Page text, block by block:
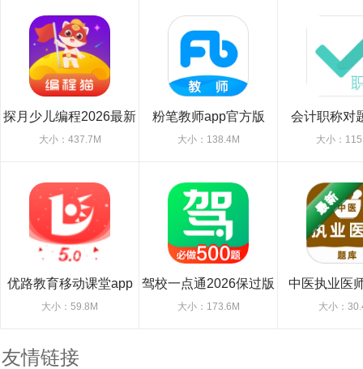
探月少儿编程2026最新
版
大小：437.7M
粉笔教师app官方版
大小：138.4M
会计职称对
大小：
优路教育移动课堂app
大小：59.8M
驾校一点通2026保过版
大小：173.6M
中医执业医
大小：
友情链接